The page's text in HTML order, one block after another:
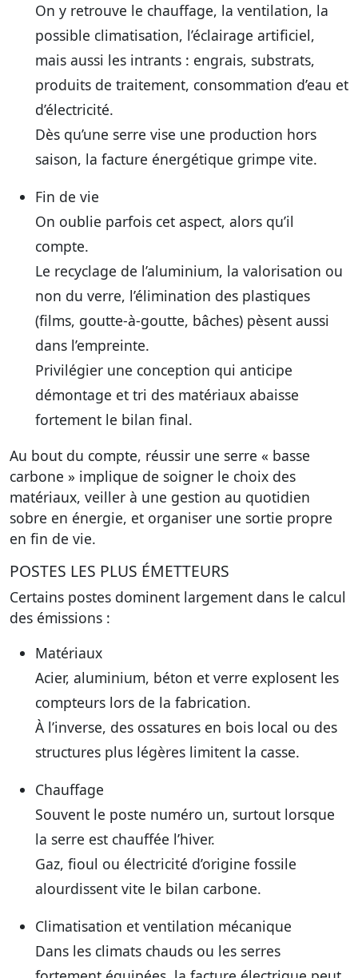
On y retrouve le chauffage, la ventilation, la
possible climatisation, l’éclairage artificiel,
mais aussi les intrants : engrais, substrats,
produits de traitement, consommation d’eau et
d’électricité.
Dès qu’une serre vise une production hors
saison, la facture énergétique grimpe vite.
Fin de vie
On oublie parfois cet aspect, alors qu’il
compte.
Le recyclage de l’aluminium, la valorisation ou
non du verre, l’élimination des plastiques
(films, goutte-à-goutte, bâches) pèsent aussi
dans l’empreinte.
Privilégier une conception qui anticipe
démontage et tri des matériaux abaisse
fortement le bilan final.
Au bout du compte, réussir une serre « basse
carbone » implique de soigner le choix des
matériaux, veiller à une gestion au quotidien
sobre en énergie, et organiser une sortie propre
en fin de vie.
POSTES LES PLUS ÉMETTEURS
Certains postes dominent largement dans le calcul
des émissions :
Matériaux
Acier, aluminium, béton et verre explosent les
compteurs lors de la fabrication.
À l’inverse, des ossatures en bois local ou des
structures plus légères limitent la casse.
Chauffage
Souvent le poste numéro un, surtout lorsque
la serre est chauffée l’hiver.
Gaz, fioul ou électricité d’origine fossile
alourdissent vite le bilan carbone.
Climatisation et ventilation mécanique
Dans les climats chauds ou les serres